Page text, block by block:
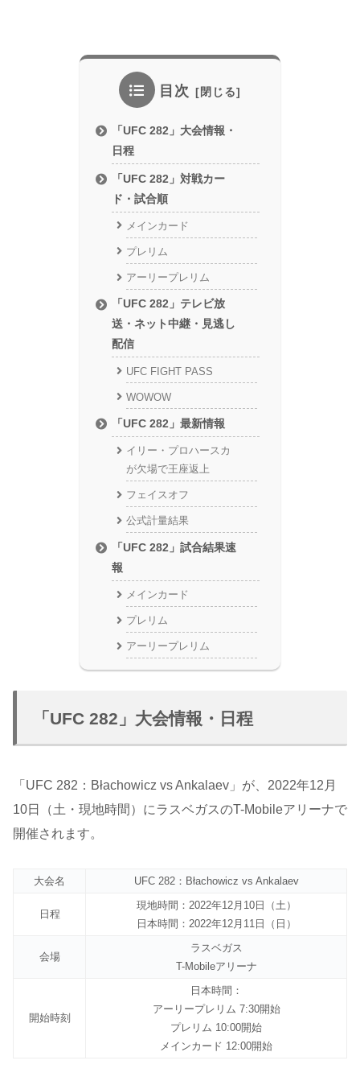
目次
「UFC 282」大会情報・
日程
「UFC 282」対戦カー
ド・試合順
メインカード
プレリム
アーリープレリム
「UFC 282」テレビ放
送・ネット中継・見逃し
配信
UFC FIGHT PASS
WOWOW
「UFC 282」最新情報
イリー・プロハースカ
が欠場で王座返上
フェイスオフ
公式計量結果
「UFC 282」試合結果速
報
メインカード
プレリム
アーリープレリム
「UFC 282」大会情報・日程
「UFC 282：Błachowicz vs Ankalaev」が、2022年12月
10日（土・現地時間）にラスベガスのT-Mobileアリーナで
開催されます。
大会名 UFC 282：Błachowicz vs Ankalaev
日程
現地時間：2022年12月10日（土）
日本時間：2022年12月11日（日）
会場
ラスベガス
T-Mobileアリーナ
開始時刻
日本時間：
アーリープレリム 7:30開始
プレリム 10:00開始
メインカード 12:00開始